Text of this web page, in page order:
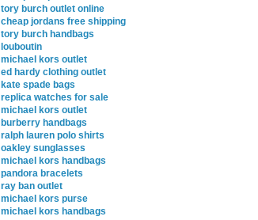
tory burch outlet online
cheap jordans free shipping
tory burch handbags
louboutin
michael kors outlet
ed hardy clothing outlet
kate spade bags
replica watches for sale
michael kors outlet
burberry handbags
ralph lauren polo shirts
oakley sunglasses
michael kors handbags
pandora bracelets
ray ban outlet
michael kors purse
michael kors handbags